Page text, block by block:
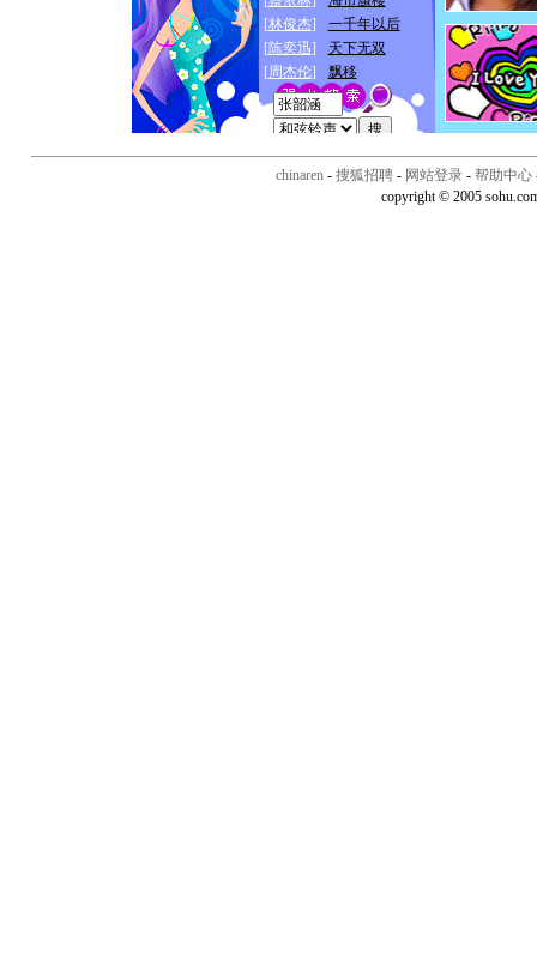
chinaren - 搜狐招聘 - 网站登录 - 帮助中心
copyright © 2005